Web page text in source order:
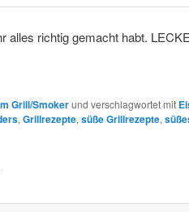
alles richtig gemacht habt.
Grill/Smokerund verschlagwortet mit
, Grillrezepte, süße Grillrezepte,